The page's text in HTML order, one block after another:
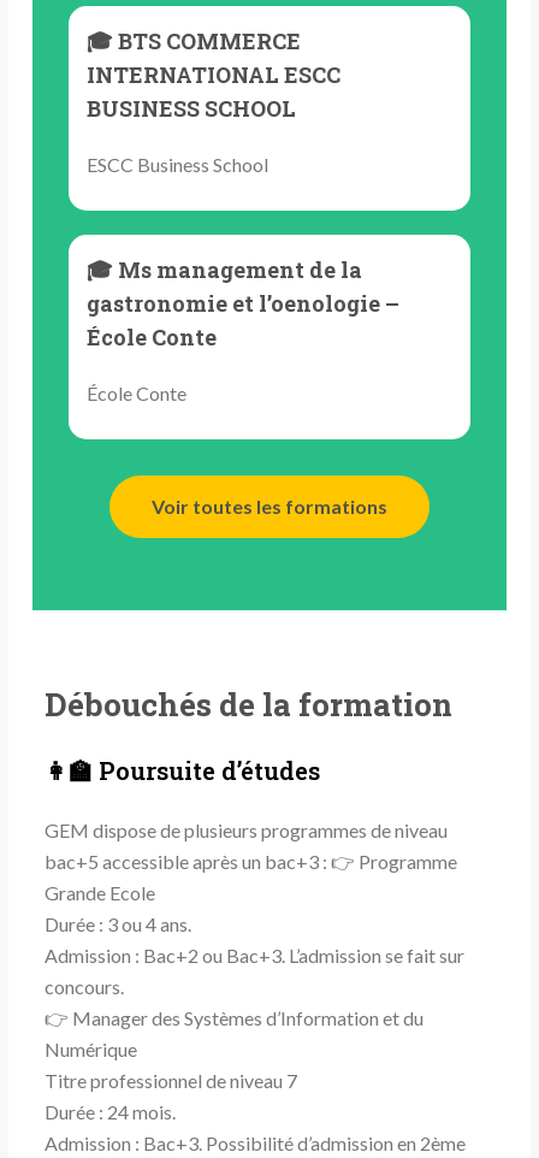
🎓 BTS COMMERCE
INTERNATIONAL ESCC
BUSINESS SCHOOL
ESCC Business School
🎓 Ms management de la
gastronomie et l’oenologie –
École Conte
École Conte
Voir toutes les formations
Débouchés de la formation
👩‍🏫 Poursuite d’études
GEM dispose de plusieurs programmes de niveau
bac+5 accessible après un bac+3 : 👉 Programme
Grande Ecole
Durée : 3 ou 4 ans.
Admission : Bac+2 ou Bac+3. L’admission se fait sur
concours.
👉 Manager des Systèmes d’Information et du
Numérique
Titre professionnel de niveau 7
Durée : 24 mois.
Admission : Bac+3. Possibilité d’admission en 2ème